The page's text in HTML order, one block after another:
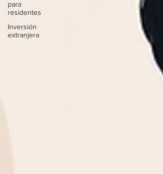
para
residentes
Inversión
extranjera